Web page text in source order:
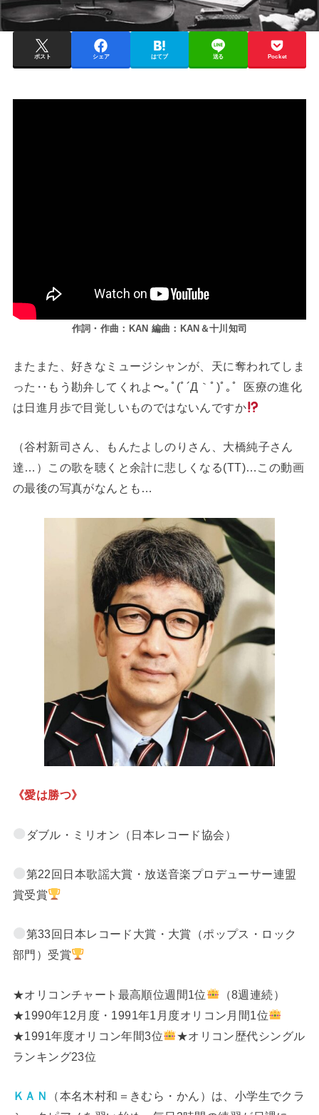
ポスト シェア はてブ 送る Pocket
作詞・作曲：KAN 編曲：KAN＆十川知司
またまた、好きなミュージシャンが、天に奪われてしま
った‥もう勘弁してくれよ〜｡ﾟ(ﾟ´Д｀ﾟ)ﾟ｡゜医療の進化
は日進月歩で目覚しいものではないんですか
（谷村新司さん、もんたよしのりさん、大橋純子さん
達…）この歌を聴くと余計に悲しくなる(TT)…この動画
の最後の写真がなんとも…
《愛は勝つ》
ダブル・ミリオン（日本レコード協会）
第22回日本歌謡大賞・放送音楽プロデューサー連盟
賞受賞
第33回日本レコード大賞・大賞（ポップス・ロック
部門）受賞
★オリコンチャート最高順位週間1位
（8週連続）
★1990年12月度・1991年1月度オリコン月間1位
★1991年度オリコン年間3位
★オリコン歴代シングル
ランキング23位
ＫＡＮ
（本名木村和＝きむら・かん）は、小学生でクラ